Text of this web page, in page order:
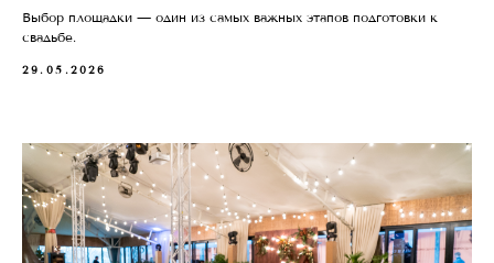
Выбор площадки — один из самых важных этапов подготовки к
свадьбе.
29.05.2026